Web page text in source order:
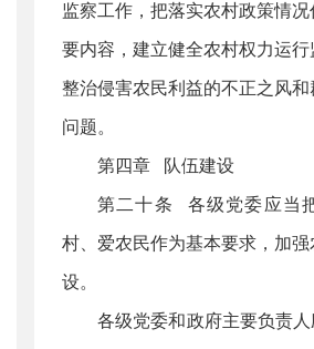
监察工作，把落实农村政策情
要内容，建立健全农村权力运
整治侵害农民利益的不正之风
问题。
第四章 队伍建设
第二十条 各级党委应当
村、爱农民作为基本要求，加
设。
各级党委和政府主要负责人